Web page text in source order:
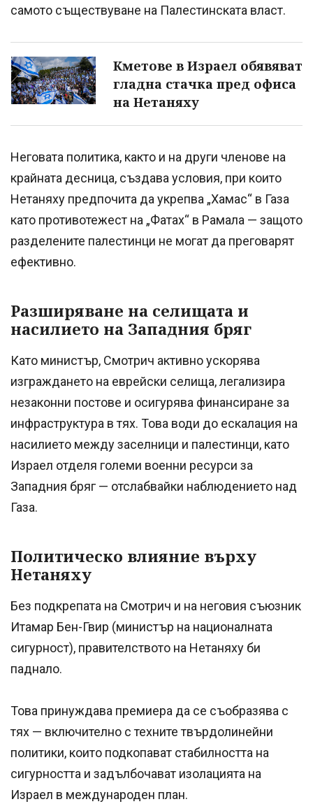
самото съществуване на Палестинската власт.
Кметове в Израел обявяват
гладна стачка пред офиса
нa Нетаняху
Неговата политика, както и на други членове на
крайната десница, създава условия, при които
Нетаняху предпочита да укрепва „Хамас“ в Газа
като противотежест на „Фатах“ в Рамала — защото
разделените палестинци не могат да преговарят
ефективно.
Разширяване на селищата и
насилието на Западния бряг
Като министър, Смотрич активно ускорява
изграждането на еврейски селища, легализира
незаконни постове и осигурява финансиране за
инфраструктура в тях. Това води до ескалация на
насилието между заселници и палестинци, като
Израел отделя големи военни ресурси за
Западния бряг — отслабвайки наблюдението над
Газа.
Политическо влияние върху
Нетаняху
Без подкрепата на Смотрич и на неговия съюзник
Итамар Бен-Гвир (министър на националната
сигурност), правителството на Нетаняху би
паднало.
Това принуждава премиера да се съобразява с
тях — включително с техните твърдолинейни
политики, които подкопават стабилността на
сигурността и задълбочават изолацията на
Израел в международен план.